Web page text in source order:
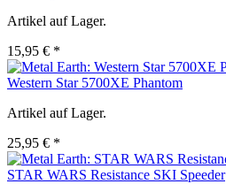
Artikel auf Lager.
15,95 € *
Western Star 5700XE Phantom
Artikel auf Lager.
25,95 € *
STAR WARS Resistance SKI Speeder